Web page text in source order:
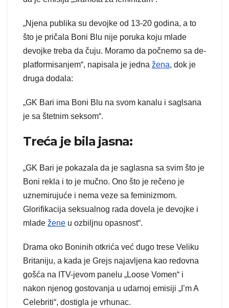
„Njena publika su devojke od 13-20 godina, a to
što je pričala Boni Blu nije poruka koju mlade
devojke treba da čuju. Moramo da počnemo sa de-
platformisanjem“, napisala je jedna žena, dok je
druga dodala:
„GK Bari ima Boni Blu na svom kanalu i saglsana
je sa štetnim seksom“.
Treća je bila jasna:
„GK Bari je pokazala da je saglasna sa svim što je
Boni rekla i to je mučno. Ono što je rečeno je
uznemirujuće i nema veze sa feminizmom.
Glorifikacija seksualnog rada dovela je devojke i
mlade žene u ozbiljnu opasnost“.
Drama oko Boninih otkrića već dugo trese Veliku
Britaniju, a kada je Grejs najavljena kao redovna
gošća na ITV-jevom panelu „Loose Vomen“ i
nakon njenog gostovanja u udarnoj emisiji „I’m A
Celebriti“, dostigla je vrhunac.